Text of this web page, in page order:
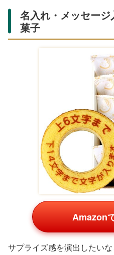
名入れ・メッセー
菓子
Amazon
サプライズ感を演出したいな